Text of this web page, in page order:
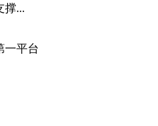
撑...
平台